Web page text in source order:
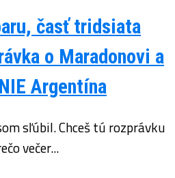
časť tridsiata
o Maradonovi a
Argentína
sľúbil. Chceš tú rozprávku
večer...